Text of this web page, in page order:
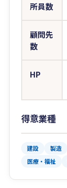
所員数
顧問先
数
HP
得意業種
建設 製造
医療・福祉